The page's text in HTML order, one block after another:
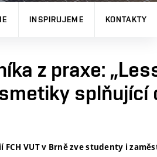
INSPIRUJEME KONTAKTY
z praxe:
VUT v Brně zve studenty i